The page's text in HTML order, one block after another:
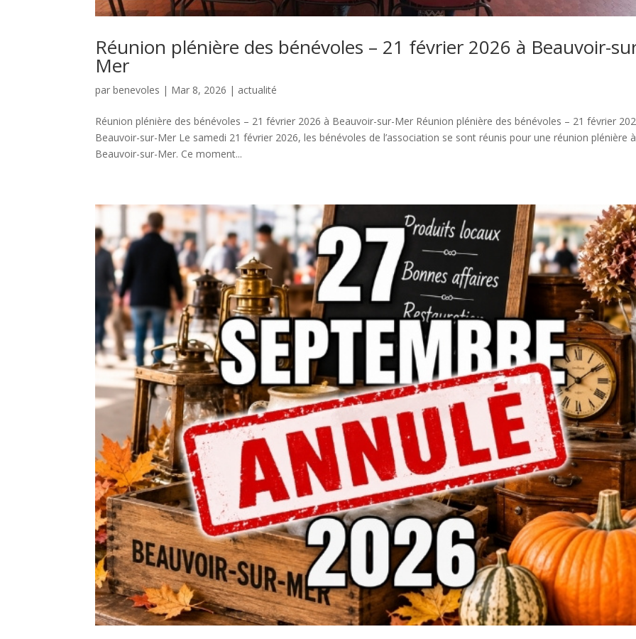
Réunion plénière des bénévoles – 21 février 2026 à Beauvoir-
Mer
parbenevoles | Mar 8, 2026 | actualité
Réunion plénière des bénévoles – 21 février 2026 à Beauvoir-sur-Mer Réunion plénière des bénévoles – 21 février
Beauvoir-sur-Mer Le samedi 21 février 2026, les bénévoles de l’association se sont réunis pour une réunion plénière à
Beauvoir-sur-Mer. Ce moment...